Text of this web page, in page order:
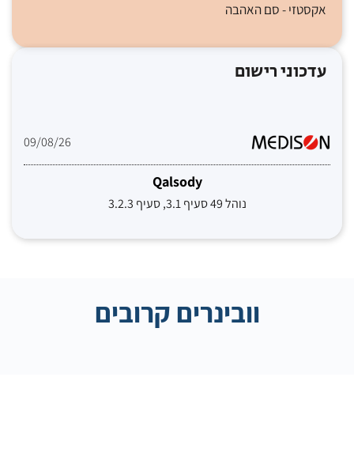
אקסטזי - סם האהבה
עדכוני רישום
09/08/26
Qalsody
נוהל 49 סעיף 3.1, סעיף 3.2.3
וובינרים קרובים